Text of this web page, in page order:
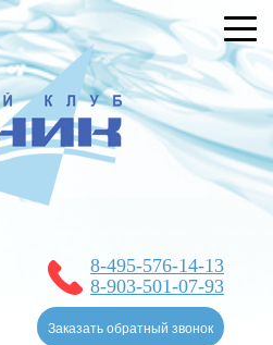
8-495-576-14-13
8-903-501-07-93
Заказать обратный звонок